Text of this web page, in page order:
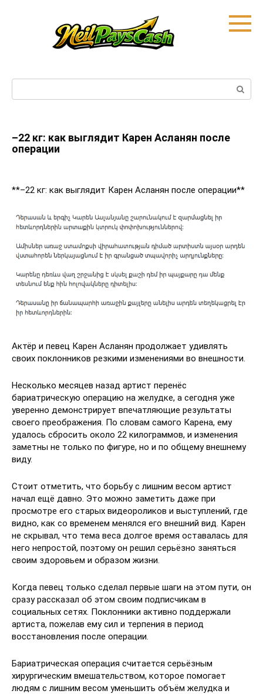
–22 кг: как выглядит Карен Асланян после
операции
**–22 кг: как выглядит Карен Асланян после операции**
Актёр и певец Карен Асланян продолжает удивлять
своих поклонников резкими изменениями во внешности.
Несколько месяцев назад артист перенёс
бариатрическую операцию на желудке, а сегодня уже
уверенно демонстрирует впечатляющие результаты
своего преображения. По словам самого Карена, ему
удалось сбросить около 22 килограммов, и изменения
заметны не только по фигуре, но и по общему внешнему
виду.
Стоит отметить, что борьбу с лишним весом артист
начал ещё давно. Это можно заметить даже при
просмотре его старых видеороликов и выступлений, где
видно, как со временем менялся его внешний вид. Карен
не скрывал, что тема веса долгое время оставалась для
него непростой, поэтому он решил серьёзно заняться
своим здоровьем и образом жизни.
Когда певец только сделал первые шаги на этом пути, он
сразу рассказал об этом своим подписчикам в
социальных сетях. Поклонники активно поддержали
артиста, пожелав ему сил и терпения в период
восстановления после операции.
Бариатрическая операция считается серьёзным
хирургическим вмешательством, которое помогает
людям с лишним весом уменьшить объём желудка и